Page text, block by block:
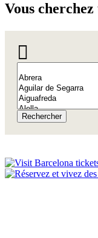
Vous cherchez
Rechercher